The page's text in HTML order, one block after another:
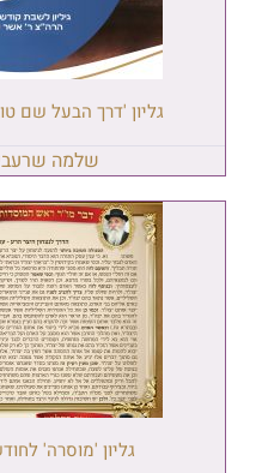
גליון 'דרך הבעל שם
שלמה
גליון 'מוסרה'